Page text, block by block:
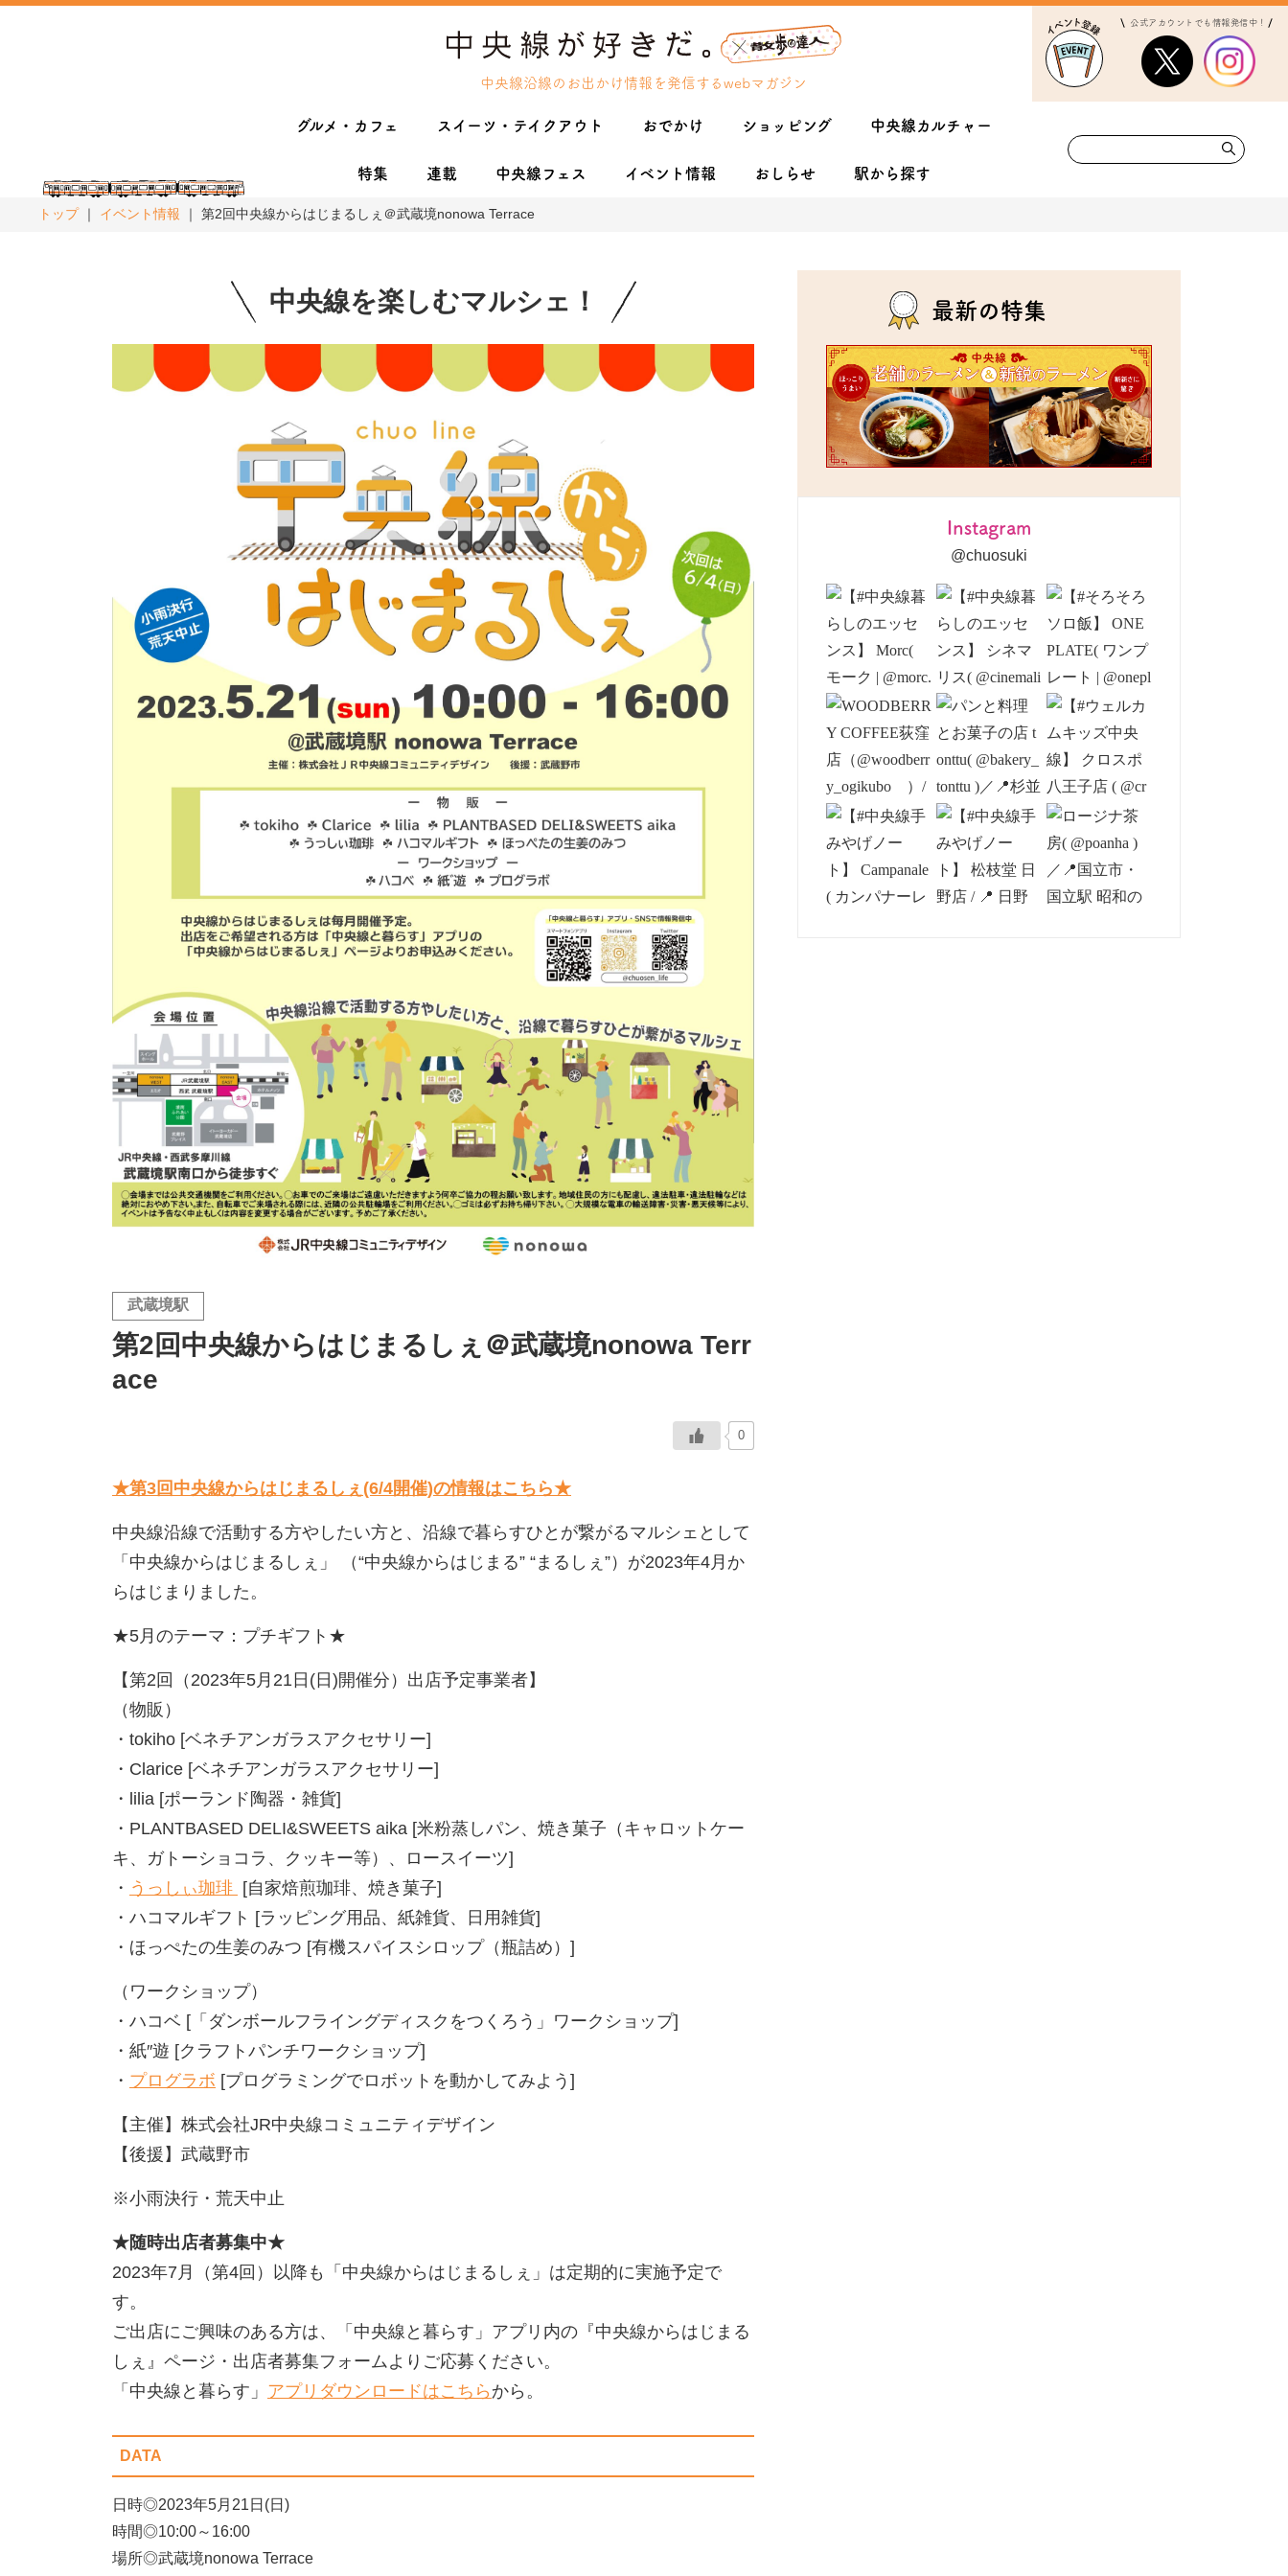
中央線沿線のお出かけ情報を発信するwebマガジン
公式アカウントでも情報発信中！
グルメ・カフェ スイーツ・テイクアウト おでかけ ショッピング 中央線カルチャー
特集 連載 中央線フェス イベント情報 おしらせ 駅から探す
トップ イベント情報 第2回中央線からはじまるしぇ＠武蔵境nonowa Terrace
中央線を楽しむマルシェ！
武蔵境駅
第2回中央線からはじまるしぇ＠武蔵境nonowa Terr
ace
0
★第3回中央線からはじまるしぇ(6/4開催)の情報はこちら★
中央線沿線で活動する方やしたい方と、沿線で暮らすひとが繋がるマルシェとして
「中央線からはじまるしぇ」 （“中央線からはじまる” “まるしぇ”）が2023年4月か
らはじまりました。
★5月のテーマ：プチギフト★
【第2回（2023年5月21日(日)開催分）出店予定事業者】
（物販）
・tokiho [ベネチアンガラスアクセサリー]
・Clarice [ベネチアンガラスアクセサリー]
・lilia [ポーランド陶器・雑貨]
・PLANTBASED DELI&SWEETS aika [米粉蒸しパン、焼き菓子（キャロットケー
キ、ガトーショコラ、クッキー等）、ロースイーツ]
・ うっしぃ珈琲 [自家焙煎珈琲、焼き菓子]
・ハコマルギフト [ラッピング用品、紙雑貨、日用雑貨]
・ほっぺたの生姜のみつ [有機スパイスシロップ（瓶詰め）]
（ワークショップ）
・ハコベ [「ダンボールフライングディスクをつくろう」ワークショップ]
・紙″遊 [クラフトパンチワークショップ]
・ プログラボ [プログラミングでロボットを動かしてみよう]
【主催】株式会社JR中央線コミュニティデザイン
【後援】武蔵野市
※小雨決行・荒天中止
★随時出店者募集中★
2023年7月（第4回）以降も「中央線からはじまるしぇ」は定期的に実施予定で
す。
ご出店にご興味のある方は、「中央線と暮らす」アプリ内の『中央線からはじまる
しぇ』ページ・出店者募集フォームよりご応募ください。
「中央線と暮らす」 アプリダウンロードはこちら から。
DATA
日時◎2023年5月21日(日)
時間◎10:00～16:00
場所◎武蔵境nonowa Terrace
最新の特集
Instagram
@chuosuki